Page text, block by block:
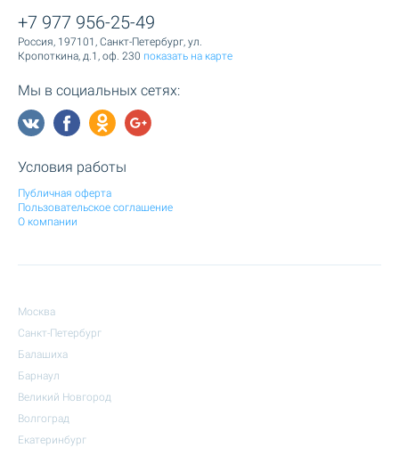
+7 977 956-25-49
Россия, 197101, Санкт-Петербург, ул.
Кропоткина, д.1, оф. 230 показать на карте
Мы в социальных сетях:
Условия работы
Публичная оферта
Пользовательское соглашение
О компании
Москва
Санкт-Петербург
Балашиха
Барнаул
Великий Новгород
Волгоград
Екатеринбург